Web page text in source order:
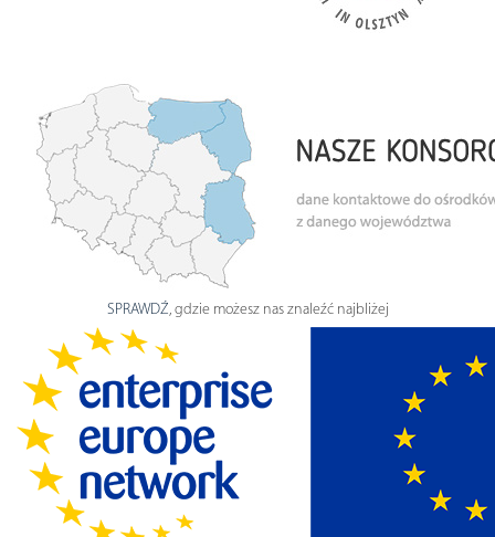
SPRAWDŹ, gdzie możesz nas znaleźć najbliżej